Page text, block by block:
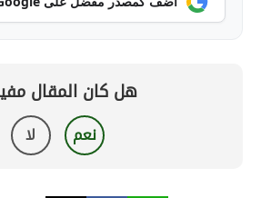
هل كان المقال
نعم لا